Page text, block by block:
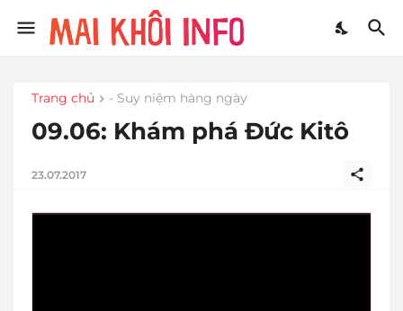
Trang chủ - Suy niệm hàng ngày
09.06: Khám phá Đức Kitô
23.07.2017